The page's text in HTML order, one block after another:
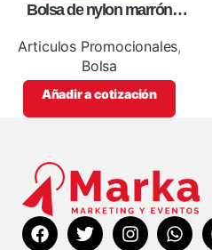
Bolsa de nylon marrón
color
Articulos Promocionales,
Bolsa
Añadir a cotización